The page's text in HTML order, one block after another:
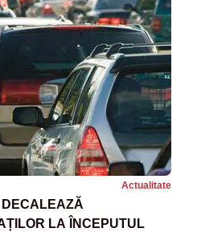
Actualitate
DECALEAZĂ
LA ÎNCEPUTUL